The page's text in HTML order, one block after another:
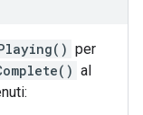
per
al